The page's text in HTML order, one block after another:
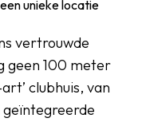
unieke locatie
vertrouwde
geen 100 meter
clubhuis, van
geïntegreerde